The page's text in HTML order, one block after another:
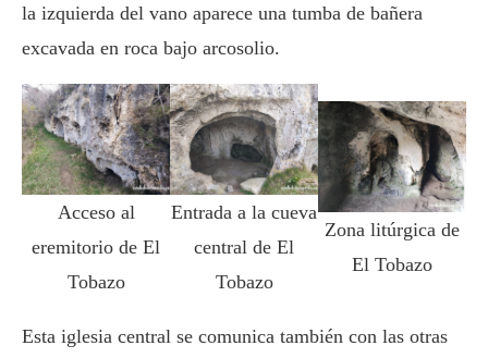
la izquierda del vano aparece una tumba de bañera
excavada en roca bajo arcosolio.
Acceso al
eremitorio de El
Tobazo
Entrada a la cueva
central de El
Tobazo
Zona litúrgica de
El Tobazo
Esta iglesia central se comunica también con las otras